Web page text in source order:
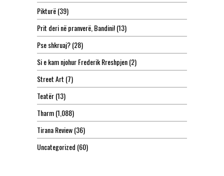
Pikturë(39)
Prit deri në pranverë, Bandini!(13)
Pse shkruaj?(28)
Si e kam njohur Frederik Rreshpjen(2)
Street Art (7)
Teatër(13)
Tharm(1,088)
Tirana Review(36)
Uncategorized (60)